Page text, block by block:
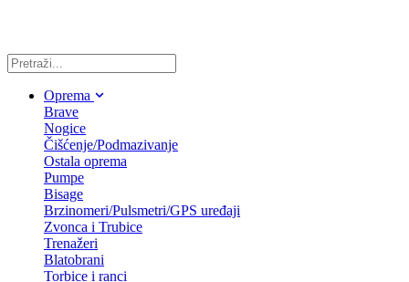
Oprema
Brave
Nogice
Čišćenje/Podmazivanje
Ostala oprema
Pumpe
Bisage
Brzinomeri/Pulsmetri/GPS uređaji
Zvonca i Trubice
Trenažeri
Blatobrani
Torbice i ranci